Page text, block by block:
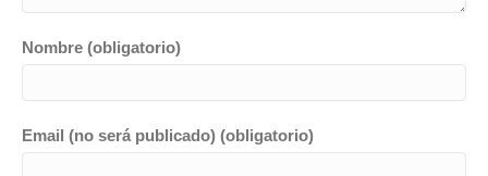
Nombre (obligatorio)
Email (no será publicado) (obligatorio)